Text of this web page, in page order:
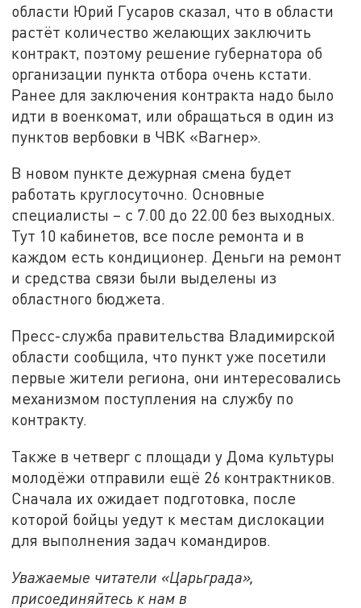
области Юрий Гусаров сказал, что в области
растёт количество желающих заключить
контракт, поэтому решение губернатора об
организации пункта отбора очень кстати.
Ранее для заключения контракта надо было
идти в военкомат, или обращаться в один из
пунктов вербовки в ЧВК «Вагнер».
В новом пункте дежурная смена будет
работать круглосуточно. Основные
специалисты – с 7.00 до 22.00 без выходных.
Тут 10 кабинетов, все после ремонта и в
каждом есть кондиционер. Деньги на ремонт
и средства связи были выделены из
областного бюджета.
Пресс-служба правительства Владимирской
области сообщила, что пункт уже посетили
первые жители региона, они интересовались
механизмом поступления на службу по
контракту.
Также в четверг с площади у Дома культуры
молодёжи отправили ещё 26 контрактников.
Сначала их ожидает подготовка, после
которой бойцы уедут к местам дислокации
для выполнения задач командиров.
Уважаемые читатели «Царьграда»,
присоединяйтесь к нам в